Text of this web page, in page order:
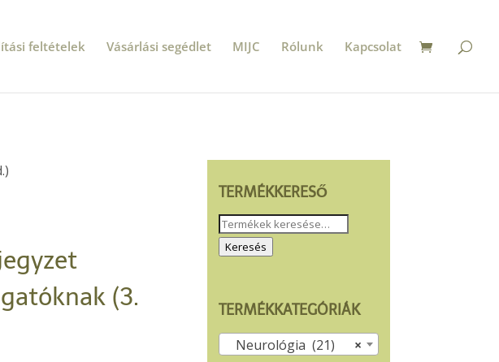
feltételek Vásárlási segédlet MIJC Rólunk Kapcsolat
(3.
TERMÉKKERESŐ
Keresés
a Keresés
TERMÉKKATEGÓRIÁK
×
Neurológia (21)